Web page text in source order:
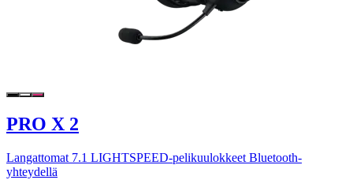
PRO X 2
Langattomat 7.1 LIGHTSPEED-pelikuulokkeet Bluetooth-
yhteydellä